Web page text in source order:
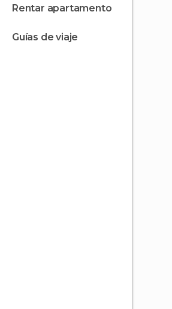
rentar apartamento
guías de viaje